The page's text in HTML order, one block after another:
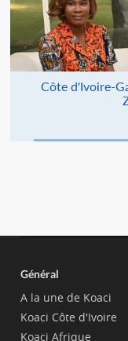
Côte d'Ivoire-
Général
A la une de Koaci
Koaci Côte d'Ivoire
Koaci Afrique